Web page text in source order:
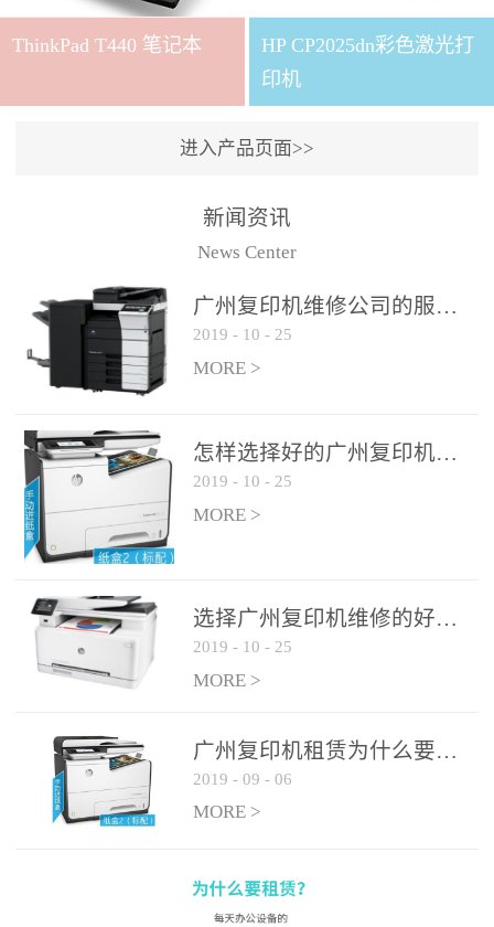
ThinkPad T440 笔记本
HP CP2025dn彩色激光打
印机
进入产品页面>>
新闻资讯
News Center
广州复印机维修公司的服务如何?
2019 - 10 - 25
MORE >
怎样选择好的广州复印机维修公司?
2019 - 10 - 25
MORE >
选择广州复印机维修的好处有哪些?
2019 - 10 - 25
MORE >
广州复印机租赁为什么要选大平台
2019 - 09 - 06
MORE >